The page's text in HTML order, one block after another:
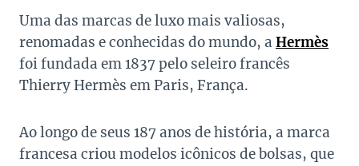
Uma das marcas de luxo mais valiosas,
renomadas e conhecidas do mundo, a Hermès
foi fundada em 1837 pelo seleiro francês
Thierry Hermès em Paris, França.
Ao longo de seus 187 anos de história, a marca
francesa criou modelos icônicos de bolsas, que